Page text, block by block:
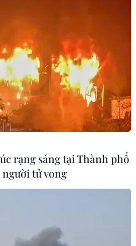
điện thoại AI đầu
S24 có 13 ngôn ngữ được hỗ
rạng sáng tại Thành phố
tử vong